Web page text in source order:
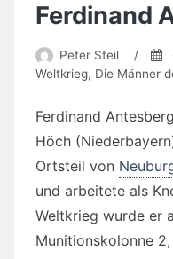
Ferdinand
Peter Steil /
Weltkrieg, Die Männer
Ferdinand
Höch
Ortsteil von
und arbeitete als
Weltkrieg wurde er
Munitionskolonne